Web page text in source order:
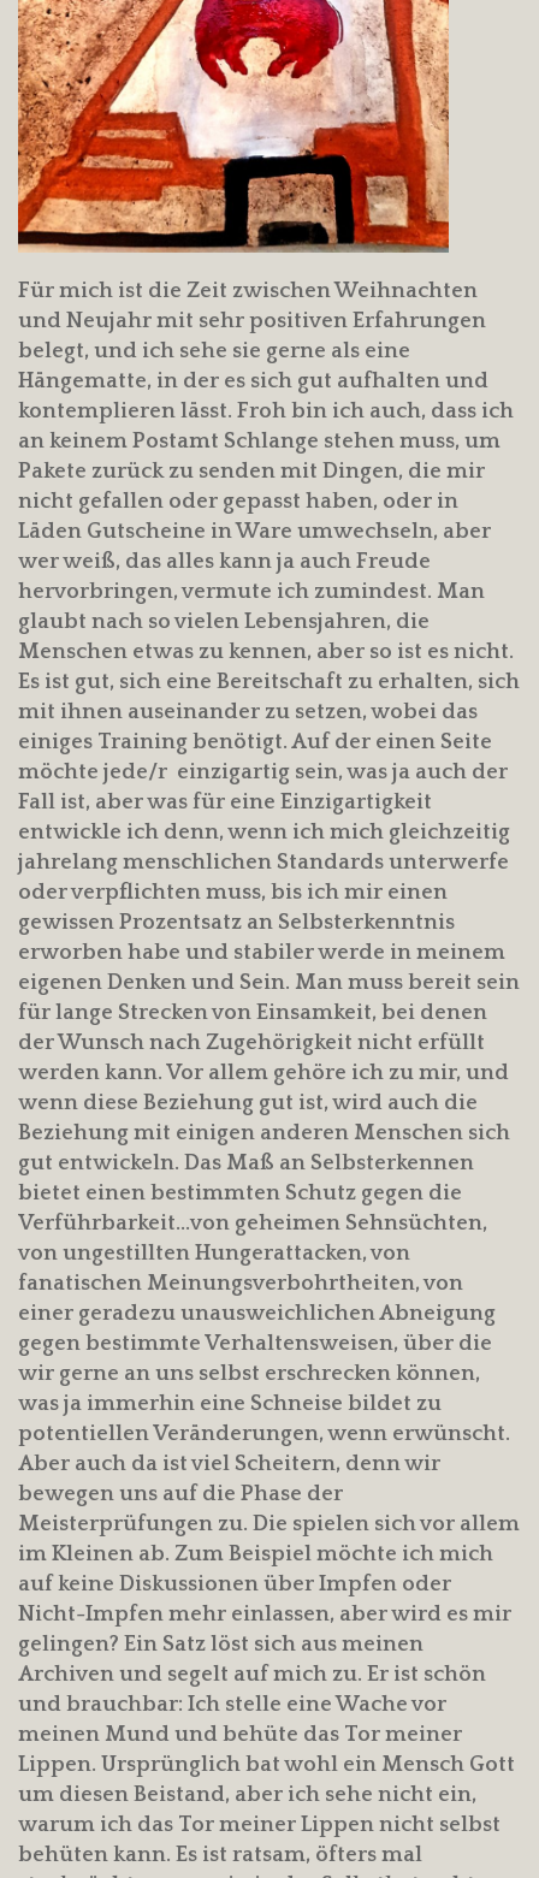
Für mich ist die Zeit zwischen Weihnachten
und Neujahr mit sehr positiven Erfahrungen
belegt, und ich sehe sie gerne als eine
Hängematte, in der es sich gut aufhalten und
kontemplieren lässt. Froh bin ich auch, dass ich
an keinem Postamt Schlange stehen muss, um
Pakete zurück zu senden mit Dingen, die mir
nicht gefallen oder gepasst haben, oder in
Läden Gutscheine in Ware umwechseln, aber
wer weiß, das alles kann ja auch Freude
hervorbringen, vermute ich zumindest. Man
glaubt nach so vielen Lebensjahren, die
Menschen etwas zu kennen, aber so ist es nicht.
Es ist gut, sich eine Bereitschaft zu erhalten, sich
mit ihnen auseinander zu setzen, wobei das
einiges Training benötigt. Auf der einen Seite
möchte jede/r einzigartig sein, was ja auch der
Fall ist, aber was für eine Einzigartigkeit
entwickle ich denn, wenn ich mich gleichzeitig
jahrelang menschlichen Standards unterwerfe
oder verpflichten muss, bis ich mir einen
gewissen Prozentsatz an Selbsterkenntnis
erworben habe und stabiler werde in meinem
eigenen Denken und Sein. Man muss bereit sein
für lange Strecken von Einsamkeit, bei denen
der Wunsch nach Zugehörigkeit nicht erfüllt
werden kann. Vor allem gehöre ich zu mir, und
wenn diese Beziehung gut ist, wird auch die
Beziehung mit einigen anderen Menschen sich
gut entwickeln. Das Maß an Selbsterkennen
bietet einen bestimmten Schutz gegen die
Verführbarkeit…von geheimen Sehnsüchten,
von ungestillten Hungerattacken, von
fanatischen Meinungsverbohrtheiten, von
einer geradezu unausweichlichen Abneigung
gegen bestimmte Verhaltensweisen, über die
wir gerne an uns selbst erschrecken können,
was ja immerhin eine Schneise bildet zu
potentiellen Veränderungen, wenn erwünscht.
Aber auch da ist viel Scheitern, denn wir
bewegen uns auf die Phase der
Meisterprüfungen zu. Die spielen sich vor allem
im Kleinen ab. Zum Beispiel möchte ich mich
auf keine Diskussionen über Impfen oder
Nicht-Impfen mehr einlassen, aber wird es mir
gelingen? Ein Satz löst sich aus meinen
Archiven und segelt auf mich zu. Er ist schön
und brauchbar: Ich stelle eine Wache vor
meinen Mund und behüte das Tor meiner
Lippen. Ursprünglich bat wohl ein Mensch Gott
um diesen Beistand, aber ich sehe nicht ein,
warum ich das Tor meiner Lippen nicht selbst
behüten kann. Es ist ratsam, öfters mal